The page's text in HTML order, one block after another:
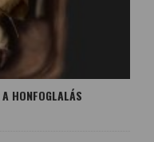
HONFOGLALÁS